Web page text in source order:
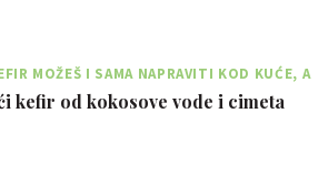
MOŽEŠ I SAMA NAPRAVITI KOD KUĆE, A
ĆE TVOJU PROBAVU
kefir od kokosove vode i cimeta